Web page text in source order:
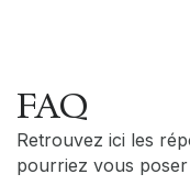
FAQ
Retrouvez ici les
pourriez vous poser